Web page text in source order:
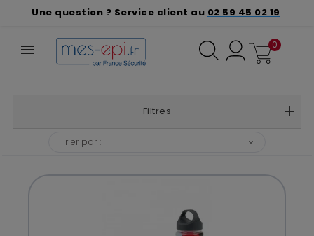
Une question ? Service client au 02 59 45 02 19
0
❯
Filtres
Trier par :